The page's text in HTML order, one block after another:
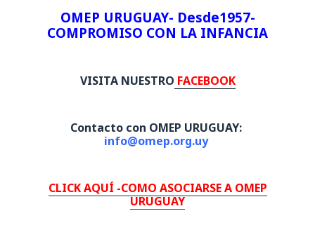
OMEP URUGUAY- Desde1957-
COMPROMISO CON LA INFANCIA
VISITA NUESTRO FACEBOOK
Contacto con OMEP URUGUAY:
info@omep.org.uy
CLICK AQUÍ -COMO ASOCIARSE A OMEP
URUGUAY